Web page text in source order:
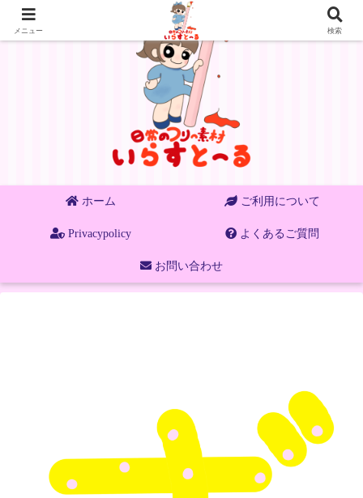
ホーム ご利用について
Privacypolicy よくあるご質問
お問い合わせ
メニュー 検索